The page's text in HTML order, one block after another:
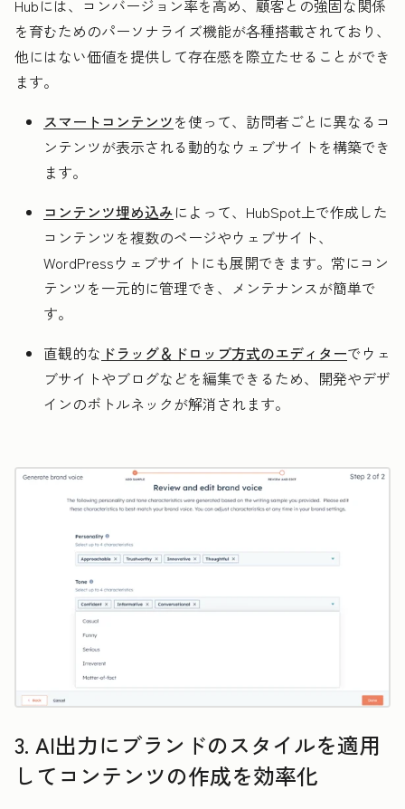
Hubには、コンバージョン率を高め、顧客との強固な関係
を育むためのパーソナライズ機能が各種搭載されており、
他にはない価値を提供して存在感を際立たせることができ
ます。
スマートコンテンツを使って、訪問者ごとに異なるコ
ンテンツが表示される動的なウェブサイトを構築でき
ます。
コンテンツ埋め込みによって、HubSpot上で作成した
コンテンツを複数のページやウェブサイト、
WordPressウェブサイトにも展開できます。常にコン
テンツを一元的に管理でき、メンテナンスが簡単で
す。
直観的な ドラッグ＆ドロップ方式のエディターでウェ
ブサイトやブログなどを編集できるため、開発やデザ
インのボトルネックが解消されます。
3. AI出力にブランドのスタイルを適用
してコンテンツの作成を効率化